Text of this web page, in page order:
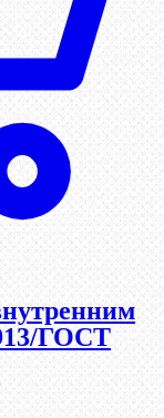
ГОСТ